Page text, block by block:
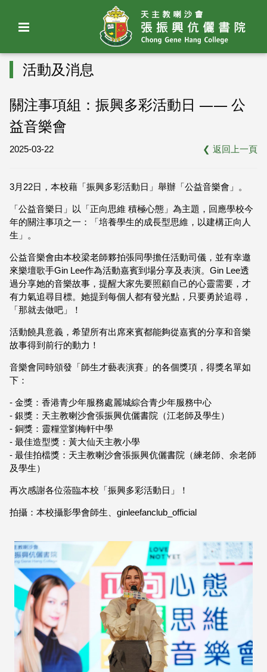
活動及消息
關注事項組：振興多彩活動日 —— 公
益音樂會
2025-03-22 ❮ 返回上一頁
3月22日，本校藉「振興多彩活動日」舉辦「公益音樂會」。
「公益音樂日」以「正向思維 積極心態」為主題，回應學校今
年的關注事項之一：「培養學生的成長型思維，以建構正向人
生」。
公益音樂會由本校梁老師夥拍張同學擔任活動司儀，並有幸邀
來樂壇歌手Gin Lee作為活動嘉賓到場分享及表演。Gin Lee透
過分享她的音樂故事，提醒大家先要照顧自己的心靈需要，才
有力氣追尋目標。她提到每個人都有發光點，只要勇於追尋，
「那就去做吧」！
活動饒具意義，希望所有出席來賓都能夠從嘉賓的分享和音樂
故事得到前行的動力！
音樂會同時頒發「師生才藝表演賽」的各個獎項，得獎名單如
下：
- 金獎：香港青少年服務處麗城綜合青少年服務中心
- ⁠銀獎：天主教喇沙會張振興伉儷書院（江老師及學生）
- ⁠銅獎：靈糧堂劉梅軒中學
- ⁠最佳造型獎：黃大仙天主教小學
- ⁠最佳拍檔獎：天主教喇沙會張振興伉儷書院（練老師、余老師
及學生）
再次感謝各位蒞臨本校「振興多彩活動日」！
拍攝：本校攝影學會師生、ginleefanclub_official